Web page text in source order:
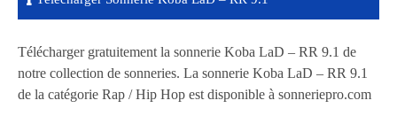
Télécharger gratuitement la sonnerie Koba LaD – RR 9.1 de
notre collection de sonneries. La sonnerie Koba LaD – RR 9.1
de la catégorie Rap / Hip Hop est disponible à sonneriepro.com